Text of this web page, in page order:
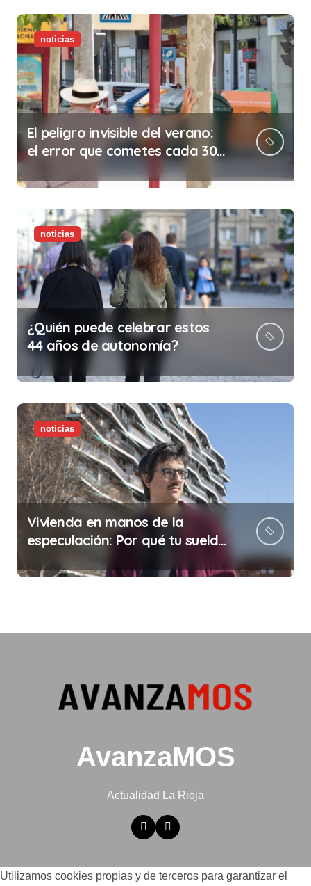
noticias
El peligro invisible del verano:
el error que cometes cada 30
minutos en tu trabajo (y la
ilegalidad que te puede costar
la vida)
noticias
¿Quién puede celebrar estos
44 años de autonomía?
noticias
Vivienda en manos de la
especulación: Por qué tu sueldo
AvanzaMOS
Actualidad La Rioja
Utilizamos cookies propias y de terceros para garantizar el